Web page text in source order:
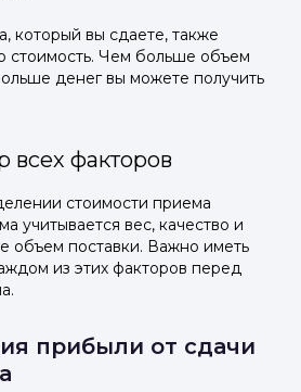
который вы сдаете, также
стоимость. Чем больше объем
денег вы можете получить
всех факторов
стоимости приема
учитывается вес, качество и
объем поставки. Важно иметь
из этих факторов перед
прибыли от сдачи